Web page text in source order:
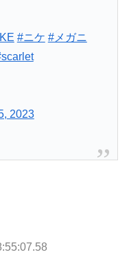
#ニケ #メガニ
2023